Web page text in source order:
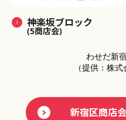
神楽坂ブロック
(5商店会)
わせだ新
（提供：株
新宿区商店